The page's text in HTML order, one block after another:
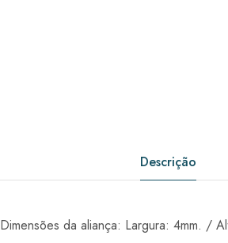
Descrição
Dimensões da aliança: Largura: 4mm. /